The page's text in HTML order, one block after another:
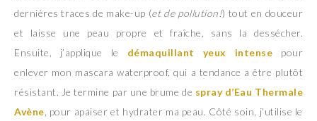
dernières traces de make-up (et de pollution!) tout en douceur
et laisse une peau propre et fraîche, sans la dessécher.
Ensuite, j’applique le démaquillant yeux intense pour
enlever mon mascara waterproof, qui a tendance a être plutôt
résistant. Je termine par une brume de spray d’Eau Thermale
Avène , pour apaiser et hydrater ma peau. Côté soin, j’utilise le